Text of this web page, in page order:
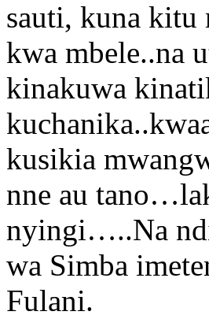
sauti, kuna kitu
kwa mbele..na
kinakuwa
kusikia
nne au
nyingi…..Na
wa Simba
Fulani.